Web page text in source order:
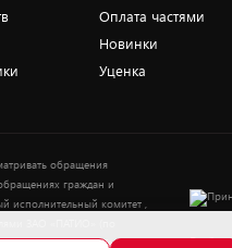
Оплата частями
Новинки
Уценка
обращения
граждан и
исполнительный комитет ,
их прав): Тел.:
Выбор